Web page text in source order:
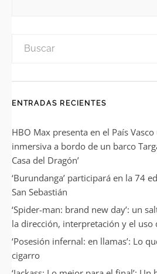
ENTRADAS RECIENTES
HBO Max presenta en el País
inmersiva a bordo de un barco
Casa del Dragón’
‘Burundanga’ participará en la 74
San Sebastián
‘Spider-man: brand new day’: un
la dirección, interpretación y el uso
‘Posesión infernal: en llamas’: Lo
cigarro